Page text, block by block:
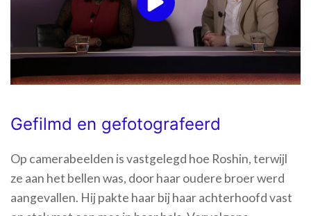
Gefilmd en gefotografeerd
Op camerabeelden is vastgelegd hoe Roshin, terwijl
ze aan het bellen was, door haar oudere broer werd
aangevallen. Hij pakte haar bij haar achterhoofd vast